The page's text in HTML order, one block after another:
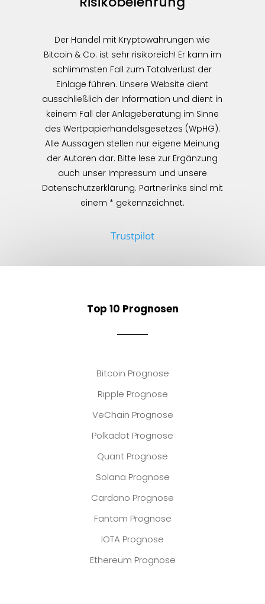
Der Handel mit Kryptowährungen wie
Bitcoin & Co. ist sehr risikoreich! Er kann im
schlimmsten Fall zum Totalverlust der
Einlage führen. Unsere Website dient
ausschließlich der Information und dient in
keinem Fall der Anlageberatung im Sinne
des Wertpapierhandelsgesetzes (WpHG).
Alle Aussagen stellen nur eigene Meinung
der Autoren dar. Bitte lese zur Ergänzung
auch unser Impressum und unsere
Datenschutzerklärung. Partnerlinks sind mit
einem * gekennzeichnet.
Trustpilot
Top 10 Prognosen
Bitcoin Prognose
Ripple Prognose
VeChain Prognose
Polkadot Prognose
Quant Prognose
Solana Prognose
Cardano Prognose
Fantom Prognose
IOTA Prognose
Ethereum Prognose